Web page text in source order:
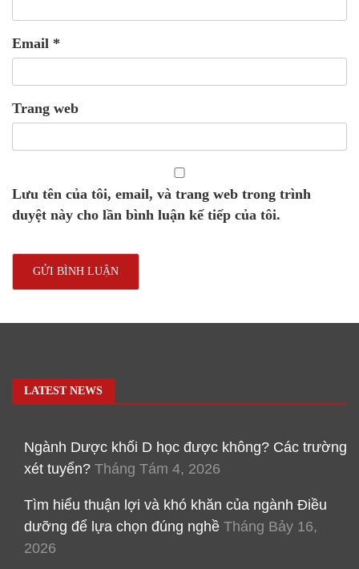
Email *
Trang web
Lưu tên của tôi, email, và trang web trong trình
duyệt này cho lần bình luận kế tiếp của tôi.
LATEST NEWS
Ngành Dược khối D học được không? Các trường
xét tuyển? Tháng Tám 4, 2026
Tìm hiểu thuận lợi và khó khăn của ngành Điều
dưỡng để lựa chọn đúng nghề Tháng Bảy 16,
2026